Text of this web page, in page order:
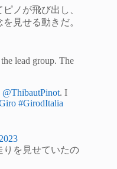
ノが飛び出し、
見せる動きだ。
lead group. The
@ThibautPinot. I
#GirodItalia
りを見せていたの